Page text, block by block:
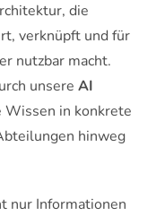
die
verknüpft und für
nutzbar macht.
unsere AI
in konkrete
hinweg
nur Informationen